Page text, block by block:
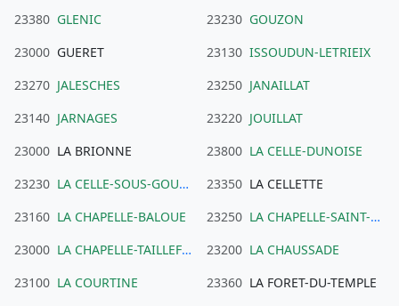
23380 GLENIC 23230 GOUZON
23000 GUERET 23130 ISSOUDUN-LETRIEIX
23270 JALESCHES 23250 JANAILLAT
23140 JARNAGES 23220 JOUILLAT
23000 LA BRIONNE 23800 LA CELLE-DUNOISE
23230 LA CELLE-SOUS-GOUZON 23350 LA CELLETTE
23160 LA CHAPELLE-BALOUE 23250 LA CHAPELLE-SAINT-MARTIAL
23000 LA CHAPELLE-TAILLEFERT 23200 LA CHAUSSADE
23100 LA COURTINE 23360 LA FORET-DU-TEMPLE